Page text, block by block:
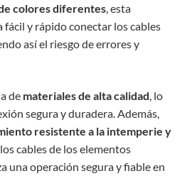
colores diferentes, esta
fácil y rápido conectar los cables
así el riesgo de errores y
de materiales de alta calidad , lo
segura y duradera. Además,
resistente a la intemperie y
cables de los elementos
una operación segura y fiable en